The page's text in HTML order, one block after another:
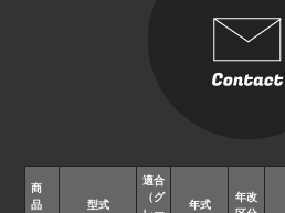
LEGACY
BL/BP
商
品
型式
適合
（グ
年式
年改